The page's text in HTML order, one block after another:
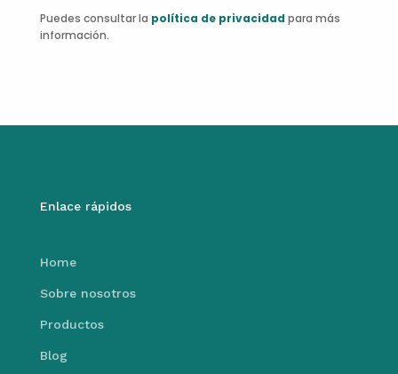
Puedes consultar la política de privacidad para más
información.
Enlace rápidos
Home
Sobre nosotros
Productos
Blog